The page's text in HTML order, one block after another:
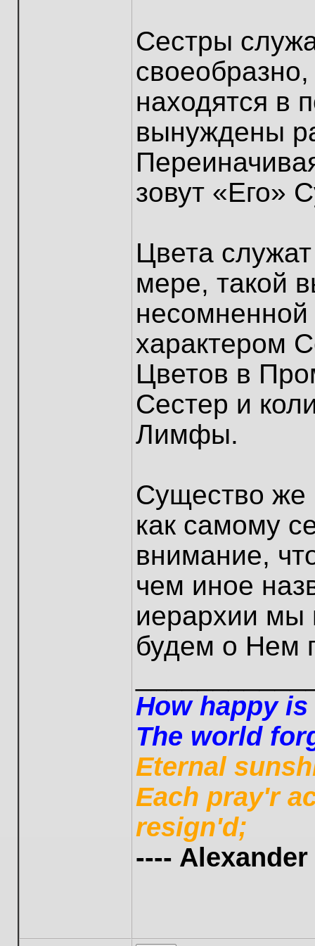
Сестры
находятся в
вынуждены
зовут «Его»
Цвета
мере, такой
характером
Цветов в
Сестер и
Лимфы.
Существо же
как самому
внимание,
чем иное
иерархии мы
будем о Нем
How happy
The world
Eternal
Each pray'r
resign'd;
---- Alexander